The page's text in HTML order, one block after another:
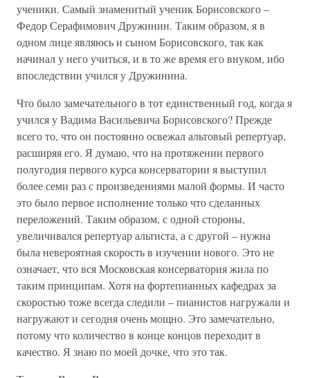
ученики. Самый знаменитый ученик Борисовского –
Федор Серафимович Дружинин. Таким образом, я в
одном лице являюсь и сыном Борисовского, так как
начинал у него учиться, и в то же время его внуком, ибо
впоследствии учился у Дружинина.
Что было замечательного в тот единственный год, когда я
учился у Вадима Васильевича Борисовского? Прежде
всего то, что он постоянно освежал альтовый репертуар,
расширяя его. Я думаю, что на протяжении первого
полугодия первого курса консерватории я выступил
более семи раз с произведениями малой формы. И часто
это было первое исполнение только что сделанных
переложений. Таким образом, с одной стороны,
увеличивался репертуар альтиста, а с другой – нужна
была невероятная скорость в изучении нового. Это не
означает, что вся Московская консерватория жила по
таким принципам. Хотя на фортепианных кафедрах за
скоростью тоже всегда следили – пианистов нагружали и
нагружают и сегодня очень мощно. Это замечательно,
потому что количество в конце концов переходит в
качество. Я знаю по моей дочке, что это так.